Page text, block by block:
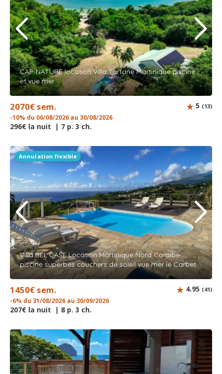
CAP NATURE location Villa Tartane Martinique piscine
et vue mer
2070€ sem.
-10% du 06/08/2026 au 30/08/2026
296€ la nuit | 7 p. 3 ch.
5 (13)
Annulation flexible
Villa BEL CASE Location Martinique Nord Caraïbe
piscine superbes couchers de soleil vue mer le Carbet
1450€ sem.
-6% du 31/08/2026 au 30/09/2026
207€ la nuit | 8 p. 3 ch.
4.95 (41)